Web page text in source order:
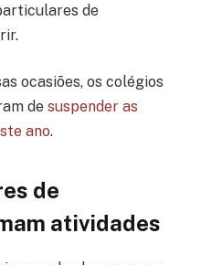
de
ocasiões, os colégios
de suspender as
ano.
de
atividades